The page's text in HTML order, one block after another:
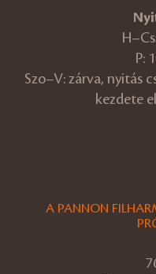
P:
Szo–V: zárva, nyitás
kezdete
A PANNON